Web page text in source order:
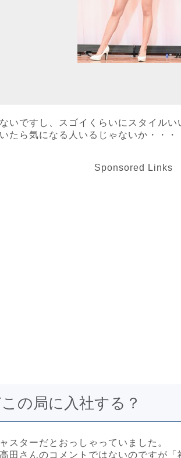
いですし、スゴイくらいにスタイルい
たら気になる人いるじゃないか・・・
Sponsored Links
の局に入社する？
スターだとおっしゃっていました。
田さんのコメントではないのですが